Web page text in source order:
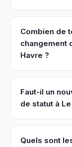
Combien de
changement
Havre ?
Faut-il un
de statut à
Quels sont